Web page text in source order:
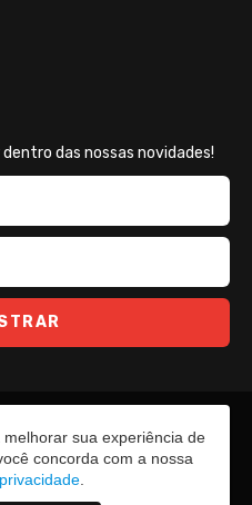
das nossas novidades!
sua experiência de
concorda com a nossa